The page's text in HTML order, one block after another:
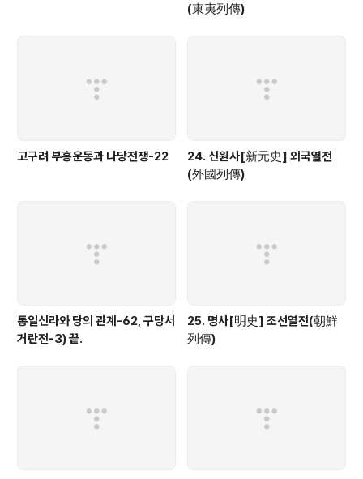
(東夷列傳)
고구려 부흥운동과 나당전쟁-22
24. 신원사[新元史] 외국열전
(外國列傳)
통일신라와 당의 관계-62, 구당서
거란전-3) 끝.
25. 명사[明史] 조선열전(朝鮮
列傳)